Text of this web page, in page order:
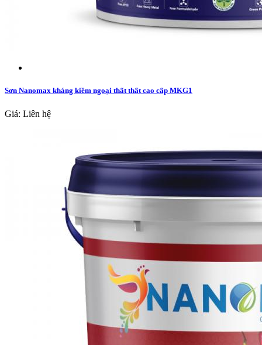
Sơn Nanomax kháng kiềm ngoại thất thất cao cấp MKG1
Giá: Liên hệ